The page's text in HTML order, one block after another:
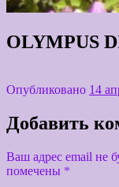
OLYMPUS
Опубликовано 14
Добавить
Ваш адрес email не
помечены *